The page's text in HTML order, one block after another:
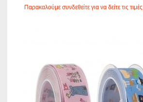
Παρακαλούμε συνδεθείτε για να δείτε τις τιμές